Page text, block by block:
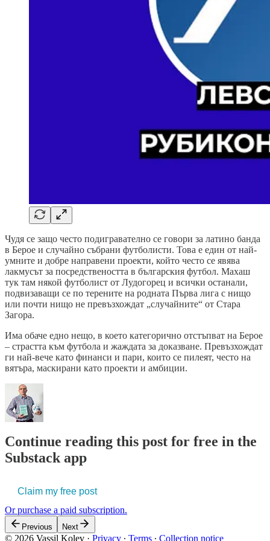
Чудя се защо често подигравателно се говори за латино банда
в Берое и случайно събрани футболисти. Това е един от най-
умните и добре направени проекти, който често се явява
лакмусът за посредствеността в българския футбол. Махаш
тук там някой футболист от Лудогорец и всички останали,
подвизаващи се по терените на родната Първа лига с нищо
или почти нищо не превъзхождат „случайните“ от Стара
Загора.
Има обаче едно нещо, в което категорично отстъпват на Берое
– страстта към футбола и жаждата за доказване. Превъзхождат
ги най-вече като финанси и пари, които се пилеят, често на
вятъра, маскирани като проекти и амбиции.
Continue reading this post for free in the
Substack app
Claim my free post
Or purchase a paid subscription.
Previous Next
© 2026 Vassil Kolev · Privacy ∙ Terms ∙ Collection notice